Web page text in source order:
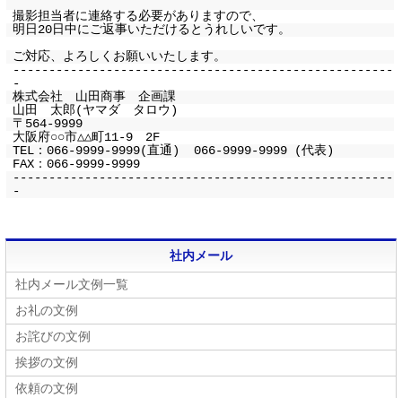
撮影担当者に連絡する必要がありますので、
明日20日中にご返事いただけるとうれしいです。
ご対応、よろしくお願いいたします。
-----------------------------------------------------
-
株式会社 山田商事 企画課
山田 太郎(ヤマダ タロウ)
〒564-9999
大阪府○○市△△町11-9 2F
TEL：066-9999-9999(直通) 066-9999-9999 (代表)
FAX：066-9999-9999
-----------------------------------------------------
-
社内メール
社内メール文例一覧
お礼の文例
お詫びの文例
挨拶の文例
依頼の文例